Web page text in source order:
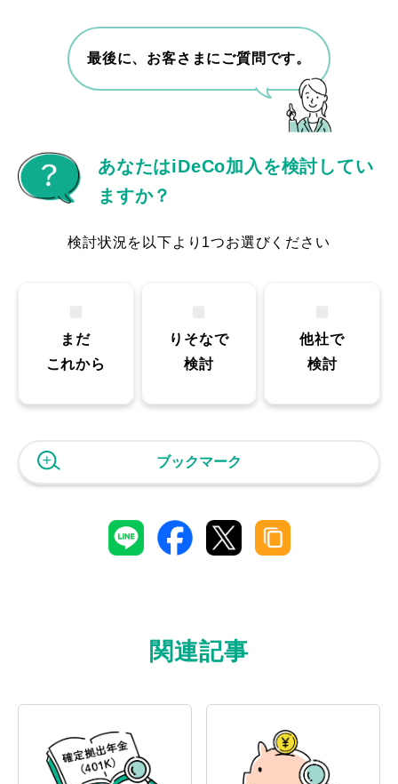
最後に、お客さまにご質問です。
あなたはiDeCo加入を検討してい
ますか？
検討状況を以下より1つお選びください
まだ
これから
りそなで
検討
他社で
検討
ブックマーク
関連記事